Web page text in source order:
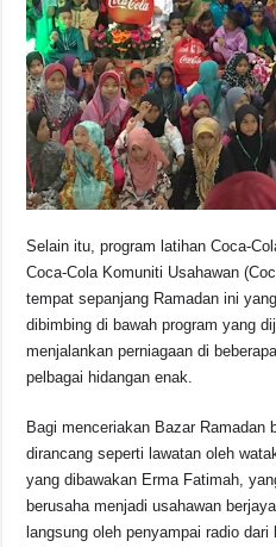
Selain itu, program latihan Coca-
Coca-Cola Komuniti Usahawan
tempat sepanjang Ramadan ini
dibimbing di bawah program yang
menjalankan perniagaan di
pelbagai hidangan enak.
Bagi menceriakan Bazar Ramadan
dirancang seperti lawatan oleh
yang dibawakan Erma Fatimah,
berusaha menjadi usahawan
langsung oleh penyampai radio